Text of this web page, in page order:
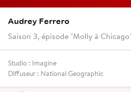
Audrey Ferrero
Saison 3, épisode "Molly à
Studio : Imagine
Diffuseur : National Geographic